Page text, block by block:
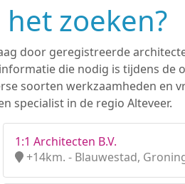
zoeken?
door geregistreerde
die nodig is tijdens de
soorten werkzaamheden en
specialist in de regio Alteveer.
1:1 Architecten B.V.
+14km. - Blauwestad,